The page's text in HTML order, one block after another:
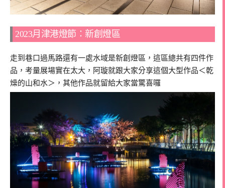
2023月津港燈節：新創燈區
走到巷口過馬路還有一處水域是新創燈區，這區總共有四件作
品，考量展場實在太大，阿璇就跟大家分享這個大型作品＜乾
燥的山和水＞，其他作品就留給大家當驚喜囉